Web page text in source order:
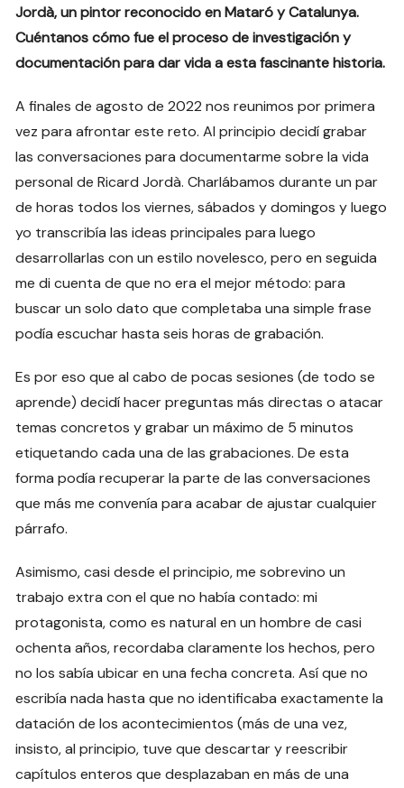
Jordà, un pintor reconocido en Mataró y Catalunya.
Cuéntanos cómo fue el proceso de investigación y
documentación para dar vida a esta fascinante historia.
A finales de agosto de 2022 nos reunimos por primera
vez para afrontar este reto. Al principio decidí grabar
las conversaciones para documentarme sobre la vida
personal de Ricard Jordà. Charlábamos durante un par
de horas todos los viernes, sábados y domingos y luego
yo transcribía las ideas principales para luego
desarrollarlas con un estilo novelesco, pero en seguida
me di cuenta de que no era el mejor método: para
buscar un solo dato que completaba una simple frase
podía escuchar hasta seis horas de grabación.
Es por eso que al cabo de pocas sesiones (de todo se
aprende) decidí hacer preguntas más directas o atacar
temas concretos y grabar un máximo de 5 minutos
etiquetando cada una de las grabaciones. De esta
forma podía recuperar la parte de las conversaciones
que más me convenía para acabar de ajustar cualquier
párrafo.
Asimismo, casi desde el principio, me sobrevino un
trabajo extra con el que no había contado: mi
protagonista, como es natural en un hombre de casi
ochenta años, recordaba claramente los hechos, pero
no los sabía ubicar en una fecha concreta. Así que no
escribía nada hasta que no identificaba exactamente la
datación de los acontecimientos (más de una vez,
insisto, al principio, tuve que descartar y reescribir
capítulos enteros que desplazaban en más de una